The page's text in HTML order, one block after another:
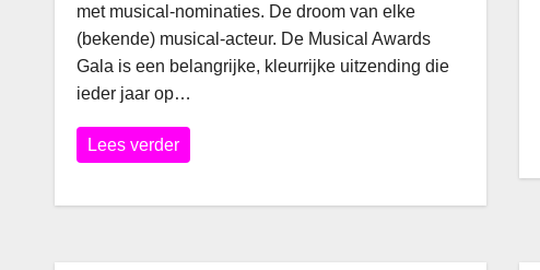
met musical-nominaties. De droom van elke
(bekende) musical-acteur. De Musical Awards
Gala is een belangrijke, kleurrijke uitzending die
ieder jaar op…
Lees verder